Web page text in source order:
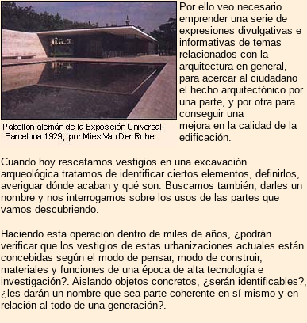
Por ello veo necesario
emprender una serie de
expresiones divulgativas e
informativas de temas
relacionados con la
arquitectura en general,
para acercar al ciudadano
el hecho arquitectónico por
una parte, y por otra para
conseguir una
mejora en la calidad de la
edificación.
Cuando hoy rescatamos vestigios en una excavación
arqueológica tratamos de identificar ciertos elementos, definirlos,
averiguar dónde acaban y qué son. Buscamos también, darles un
nombre y nos interrogamos sobre los usos de las partes que
vamos descubriendo.
Haciendo esta operación dentro de miles de años, ¿podrán
verificar que los vestigios de estas urbanizaciones actuales están
concebidas según el modo de pensar, modo de construir,
materiales y funciones de una época de alta tecnología e
investigación?. Aislando objetos concretos, ¿serán identificables?,
¿les darán un nombre que sea parte coherente en sí mismo y en
relación al todo de una generación?.